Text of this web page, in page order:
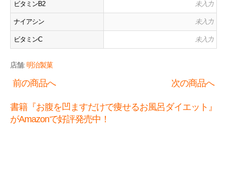
ビタミンB2 未入力
ナイアシン 未入力
ビタミンC 未入力
店舗: 明治製菓
前の商品へ 次の商品へ
書籍『お腹を凹ますだけで痩せるお風呂ダイエット』
がAmazonで好評発売中！